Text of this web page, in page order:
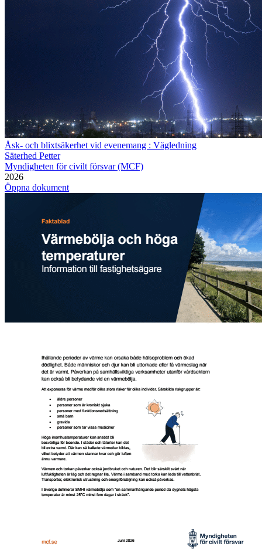
Åsk- och blixtsäkerhet vid evenemang : Vägledning
Säterhed Petter
Myndigheten för civilt försvar (MCF)
2026
Öppna dokument